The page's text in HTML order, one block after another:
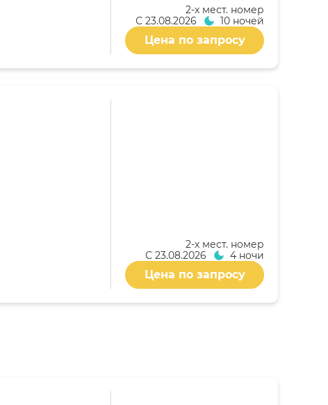
2-x мест. номер
С 23.08.2026 10 ночей
Цена по запросу
2-x мест. номер
С 23.08.2026 4 ночи
Цена по запросу